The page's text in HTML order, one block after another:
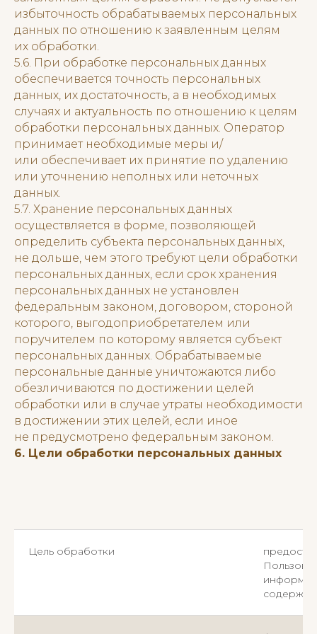
избыточность обрабатываемых персональных
данных по отношению к заявленным целям
их обработки.
5.6. При обработке персональных данных
обеспечивается точность персональных
данных, их достаточность, а в необходимых
случаях и актуальность по отношению к целям
обработки персональных данных. Оператор
принимает необходимые меры и/
или обеспечивает их принятие по удалению
или уточнению неполных или неточных
данных.
5.7. Хранение персональных данных
осуществляется в форме, позволяющей
определить субъекта персональных данных,
не дольше, чем этого требуют цели обработки
персональных данных, если срок хранения
персональных данных не установлен
федеральным законом, договором, стороной
которого, выгодоприобретателем или
поручителем по которому является субъект
персональных данных. Обрабатываемые
персональные данные уничтожаются либо
обезличиваются по достижении целей
обработки или в случае утраты необходимости
в достижении этих целей, если иное
не предусмотрено федеральным законом.
6. Цели обработки персональных данных
Цель обработки